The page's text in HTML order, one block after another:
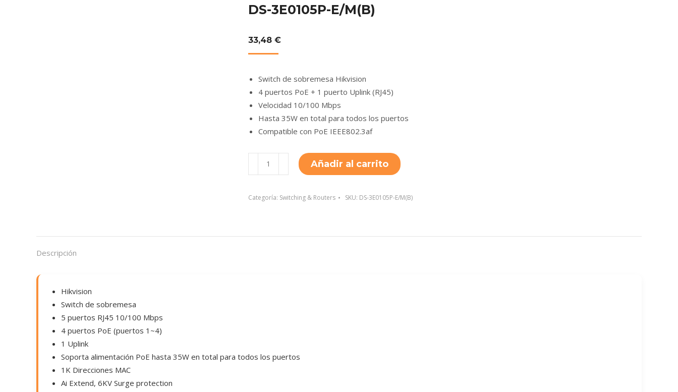
DS-3E0105P-E/M(B)
33,48 €
Switch de sobremesa Hikvision
4 puertos PoE + 1 puerto Uplink (RJ45)
Velocidad 10/100 Mbps
Hasta 35W en total para todos los puertos
Compatible con PoE IEEE802.3af
3E0105P-
cantidad
Añadir al carrito
Categoría: Switching & Routers SKU: DS-3E0105P-E/M(B)
Descripción
Hikvision
Switch de sobremesa
5 puertos RJ45 10/100 Mbps
4 puertos PoE (puertos 1~4)
1 Uplink
Soporta alimentación PoE hasta 35W en total para todos los puertos
1K Direcciones MAC
Ai Extend, 6KV Surge protection